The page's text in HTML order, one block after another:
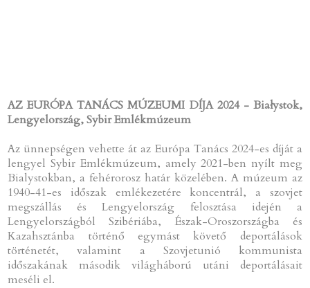
AZ EURÓPA TANÁCS MÚZEUMI DÍJA 2024 - Białystok,
Lengyelország, Sybir Emlékmúzeum
Az ünnepségen vehette át az Európa Tanács 2024-es díját a
lengyel Sybir Emlékmúzeum, amely 2021-ben nyílt meg
Bialystokban, a fehérorosz határ közelében. A múzeum az
1940-41-es időszak emlékezetére koncentrál, a szovjet
megszállás és Lengyelország felosztása idején a
Lengyelországból Szibériába, Észak-Oroszországba és
Kazahsztánba történő egymást követő deportálások
történetét, valamint a Szovjetunió kommunista
időszakának második világháború utáni deportálásait
meséli el.